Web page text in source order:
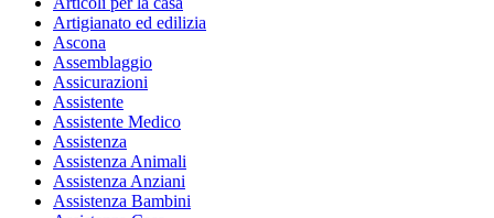
Artigianato ed edilizia
Ascona
Assemblaggio
Assicurazioni
Assistente
Assistente Medico
Assistenza
Assistenza Animali
Assistenza Anziani
Assistenza Bambini